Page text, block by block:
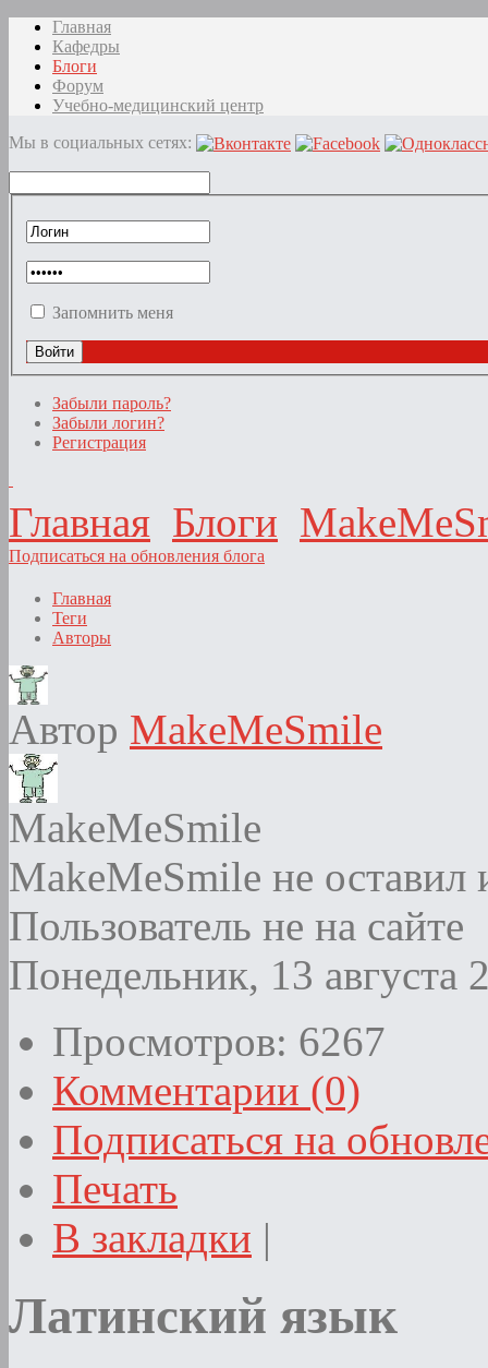
Главная
Кафедры
Блоги
Форум
Учебно-медицинский центр
Мы в социальных сетях:
Запомнить меня
Забыли пароль?
Забыли логин?
Регистрация
Главная Блоги
Подписаться на обновления блога
Главная
Теги
Авторы
Автор MakeMeSmile
MakeMeSmile
MakeMeSmile не
Пользователь не на сайте
Понедельник, 13 августа
Просмотров: 6267
Комментарии (0)
Подписаться на
Печать
В закладки |
Латинский язык